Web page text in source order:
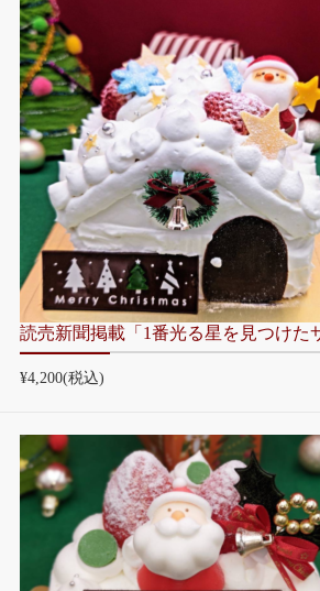
読売新聞掲載「1番光る星を見つけた
¥4,200(税込)